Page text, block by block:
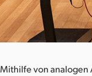
von